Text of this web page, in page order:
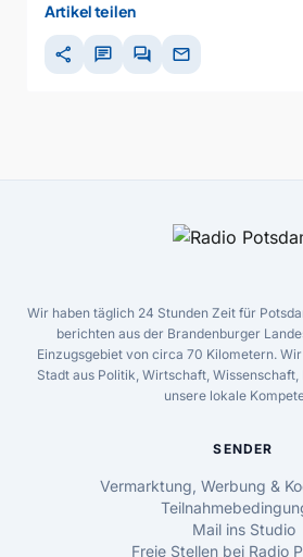
Artikel teilen
share chat forum mail
Wir haben täglich 24 Stunden Zeit für
berichten aus der Brandenburger
Einzugsgebiet von circa 70 Kilometern.
Stadt aus Politik, Wirtschaft,
unsere lokale
SENDER
Vermarktung, Werbung &
Mail ins Studio
Freie Stellen bei Radio